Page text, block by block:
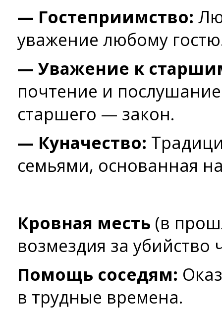
— Гостеприимство:
уважение любому
— Уважение к
почтение и
старшего — закон.
— Куначество:
семьями, основанная
Кровная месть (в
возмездия за убийство
Помощь соседям:
в трудные времена.